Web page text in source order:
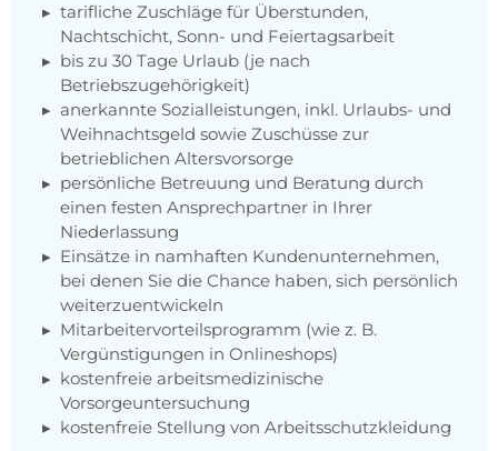
tarifliche Zuschläge für Überstunden,
Nachtschicht, Sonn- und Feiertagsarbeit
bis zu 30 Tage Urlaub (je nach
Betriebszugehörigkeit)
anerkannte Sozialleistungen, inkl. Urlaubs- und
Weihnachtsgeld sowie Zuschüsse zur
betrieblichen Altersvorsorge
persönliche Betreuung und Beratung durch
einen festen Ansprechpartner in Ihrer
Niederlassung
Einsätze in namhaften Kundenunternehmen,
bei denen Sie die Chance haben, sich persönlich
weiterzuentwickeln
Mitarbeitervorteilsprogramm (wie z. B.
Vergünstigungen in Onlineshops)
kostenfreie arbeitsmedizinische
Vorsorgeuntersuchung
kostenfreie Stellung von Arbeitsschutzkleidung